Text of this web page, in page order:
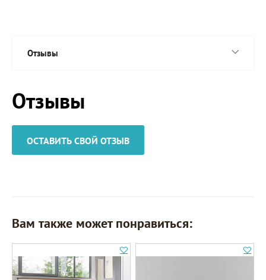
Отзывы
Отзывы
ОСТАВИТЬ СВОЙ ОТЗЫВ
Вам также может понравиться: